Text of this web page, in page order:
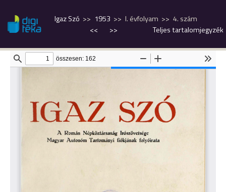
Igaz Szó 1953 I. évfolyam
4. szám
<<
>> Teljes tartalomjegyzék